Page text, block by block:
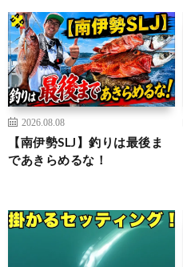
2026.08.08
【南伊勢SLJ】釣りは最後ま
であきらめるな！